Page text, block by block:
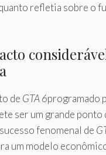
refletia sobre o
de GTA 6programado
ser um grande ponto
fenomenal de
um modelo